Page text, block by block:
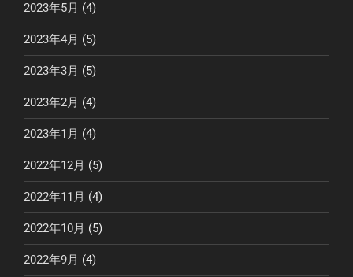
2023年5月 (4)
2023年4月 (5)
2023年3月 (5)
2023年2月 (4)
2023年1月 (4)
2022年12月 (5)
2022年11月 (4)
2022年10月 (5)
2022年9月 (4)